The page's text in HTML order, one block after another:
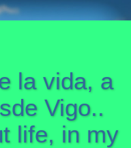
la vida, a
Vigo..
life, in my